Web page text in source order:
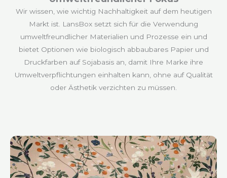
Wir wissen, wie wichtig Nachhaltigkeit auf dem heutigen
Markt ist. LansBox setzt sich für die Verwendung
umweltfreundlicher Materialien und Prozesse ein und
bietet Optionen wie biologisch abbaubares Papier und
Druckfarben auf Sojabasis an, damit Ihre Marke ihre
Umweltverpflichtungen einhalten kann, ohne auf Qualität
oder Ästhetik verzichten zu müssen.